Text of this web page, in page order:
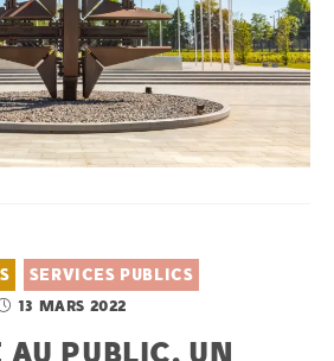
SERVICES PUBLICS
13 MARS 2022
AU PUBLIC, UN